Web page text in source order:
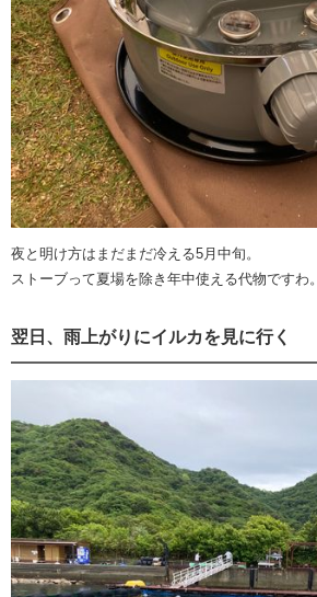
夜と明け方はまだまだ冷える5月中旬。
ストーブって夏場を除き年中使える代物ですわ。
翌日、雨上がりにイルカを見に行く